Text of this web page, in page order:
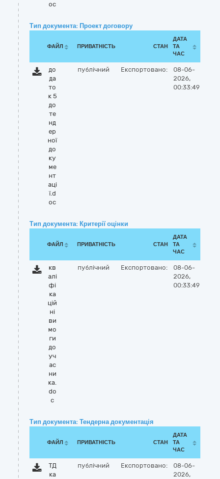
oc
Тип документа: Проект договору
ФАЙЛ ПРИВАТНІСТЬ СТАН
ДАТА
ТА
ЧАС
до
да
то
к 5
до
те
нд
ер
ної
до
ку
ме
нт
аці
ї.d
oc
публічний Експортовано:
08-06-
2026,
00:33:49
Тип документа: Критерії оцінки
ФАЙЛ ПРИВАТНІСТЬ СТАН
ДАТА
ТА
ЧАС
кв
алі
фі
ка
цій
ні
ви
мо
ги
до
уч
ас
ни
ка.
do
c
публічний Експортовано:
08-06-
2026,
00:33:49
Тип документа: Тендерна документація
ФАЙЛ ПРИВАТНІСТЬ СТАН
ДАТА
ТА
ЧАС
ТД
ка
публічний Експортовано:
08-06-
2026,